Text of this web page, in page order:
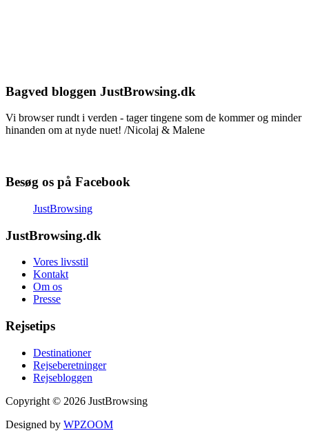
Bagved bloggen JustBrowsing.dk
Vi browser rundt i verden - tager tingene som de kommer og minder
hinanden om at nyde nuet! /Nicolaj & Malene
Besøg os på Facebook
JustBrowsing
JustBrowsing.dk
Vores livsstil
Kontakt
Om os
Presse
Rejsetips
Destinationer
Rejseberetninger
Rejsebloggen
Copyright © 2026 JustBrowsing
Designed by WPZOOM